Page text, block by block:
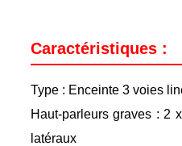
Caractéristiques :
Type : Enceinte 3 voies
Haut-parleurs graves : 2
latéraux